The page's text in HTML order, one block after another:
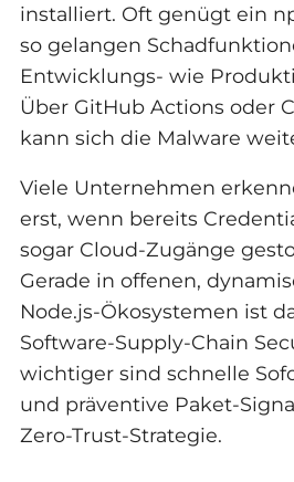
installiert. Oft genügt ein
so gelangen
Entwicklungs- wie
Über GitHub Actions oder
kann sich die Malware
Viele Unternehmen
erst, wenn bereits
sogar Cloud-Zugänge
Gerade in offenen,
Node.js-Ökosystemen ist
Software-Supply-Chain
wichtiger sind schnelle
und präventive Paket-
Zero-Trust-Strategie.